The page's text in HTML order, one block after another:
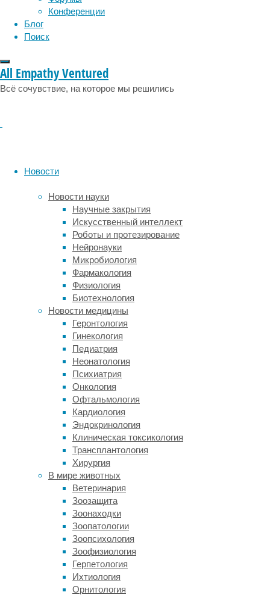
Конференции
Блог
Поиск
All Empathy Ventured
Всё сочувствие, на которое мы решились
Новости
Новости науки
Научные закрытия
Искусственный интеллект
Роботы и протезирование
Нейронауки
Микробиология
Фармакология
Физиология
Биотехнология
Новости медицины
Геронтология
Гинекология
Педиатрия
Неонатология
Психиатрия
Онкология
Офтальмология
Кардиология
Эндокринология
Клиническая токсикология
Трансплантология
Хирургия
В мире животных
Ветеринария
Зоозащита
Зоонаходки
Зоопатологии
Зоопсихология
Зоофизиология
Герпетология
Ихтиология
Орнитология
посвященной
экстренной
еще
раз
сделал
может
весьма
полезным,
нужным
экономически
выгодным
инструментом
этой
задаче.
даже
превзойти
КТ
по
нескольким
пунктам.
Золотой
стандарт
диагностической
визуализации
пациента
подозрением
ишемический
инсульт
компьютерная
томография